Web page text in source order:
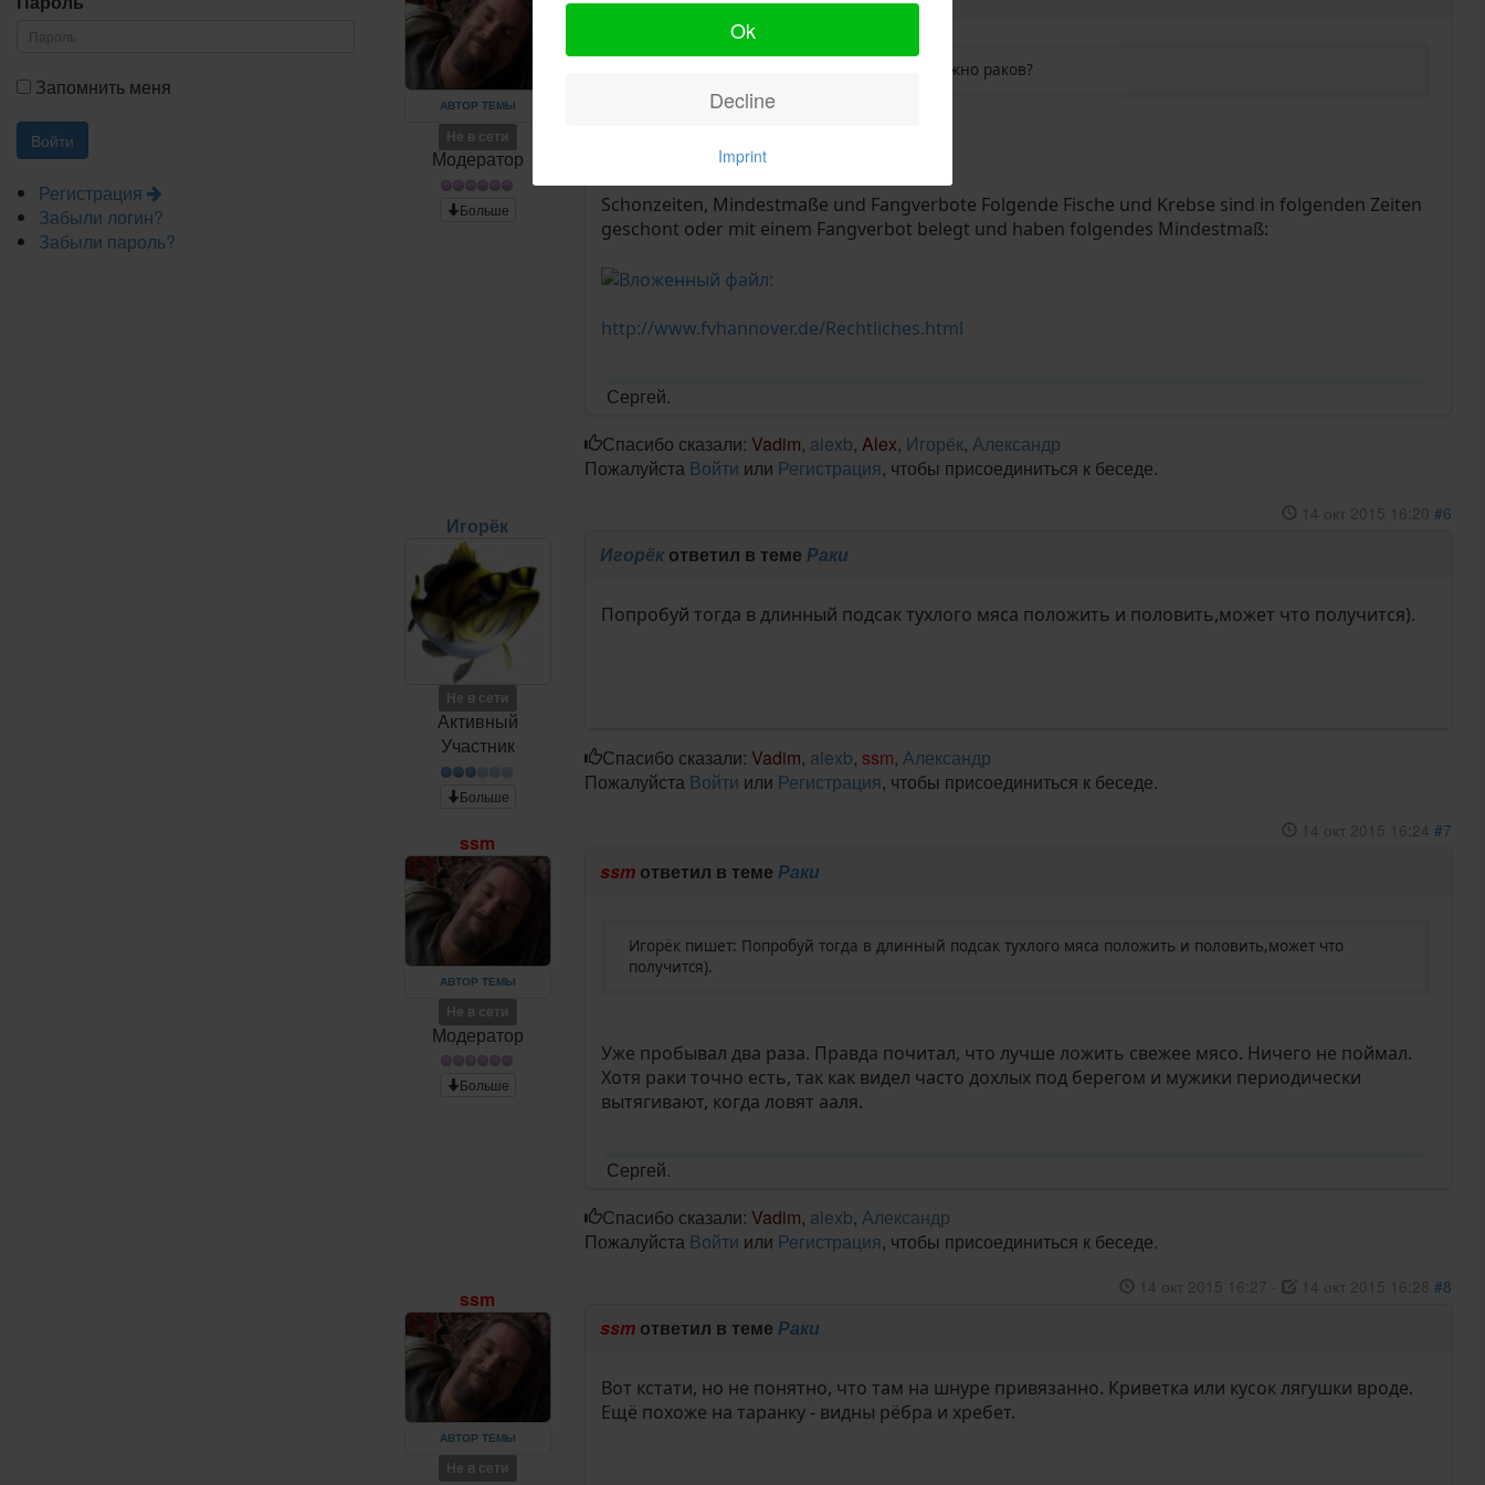
АВТОР ТЕМЫ
Не в сети
Модератор
Больше
sinulis пишет: А что за земля где ловить можно раков?
Schonzeiten, Mindestmaße und Fangverbote Folgende Fische und Krebse sind in folgenden Zeiten
geschont oder mit einem Fangverbot belegt und haben folgendes Mindestmaß:
http://www.fvhannover.de/Rechtliches.html
Сергей.
Спасибо сказали: Vadim, alexb, Alex, Игорёк, Александр
Пожалуйста Войти или Регистрация, чтобы присоединиться к беседе.
Игорёк
Не в сети
Активный
Участник
Больше
14 окт 2015 16:20 #6
Игорёкответил в теме Раки
Попробуй тогда в длинный подсак тухлого мяса положить и половить,может что получится).
Спасибо сказали: Vadim, alexb, ssm, Александр
Пожалуйста Войти или Регистрация, чтобы присоединиться к беседе.
ssm
АВТОР ТЕМЫ
Не в сети
Модератор
Больше
14 окт 2015 16:24 #7
ssmответил в теме Раки
Игорёк пишет: Попробуй тогда в длинный подсак тухлого мяса положить и половить,может что
получится).
Уже пробывал два раза. Правда почитал, что лучше ложить свежее мясо. Ничего не поймал.
Хотя раки точно есть, так как видел часто дохлых под берегом и мужики периодически
вытягивают, когда ловят ааля.
Сергей.
Спасибо сказали: Vadim, alexb, Александр
Пожалуйста Войти или Регистрация, чтобы присоединиться к беседе.
ssm
АВТОР ТЕМЫ
Не в сети
14 окт 2015 16:27 - 14 окт 2015 16:28 #8
ssmответил в теме Раки
Вот кстати, но не понятно, что там на шнуре привязанно. Криветка или кусок лягушки вроде.
Ещё похоже на таранку - видны рёбра и хребет.
Запомнить меня
Регистрация
Забыли логин?
Забыли пароль?
Ok
Decline
Imprint